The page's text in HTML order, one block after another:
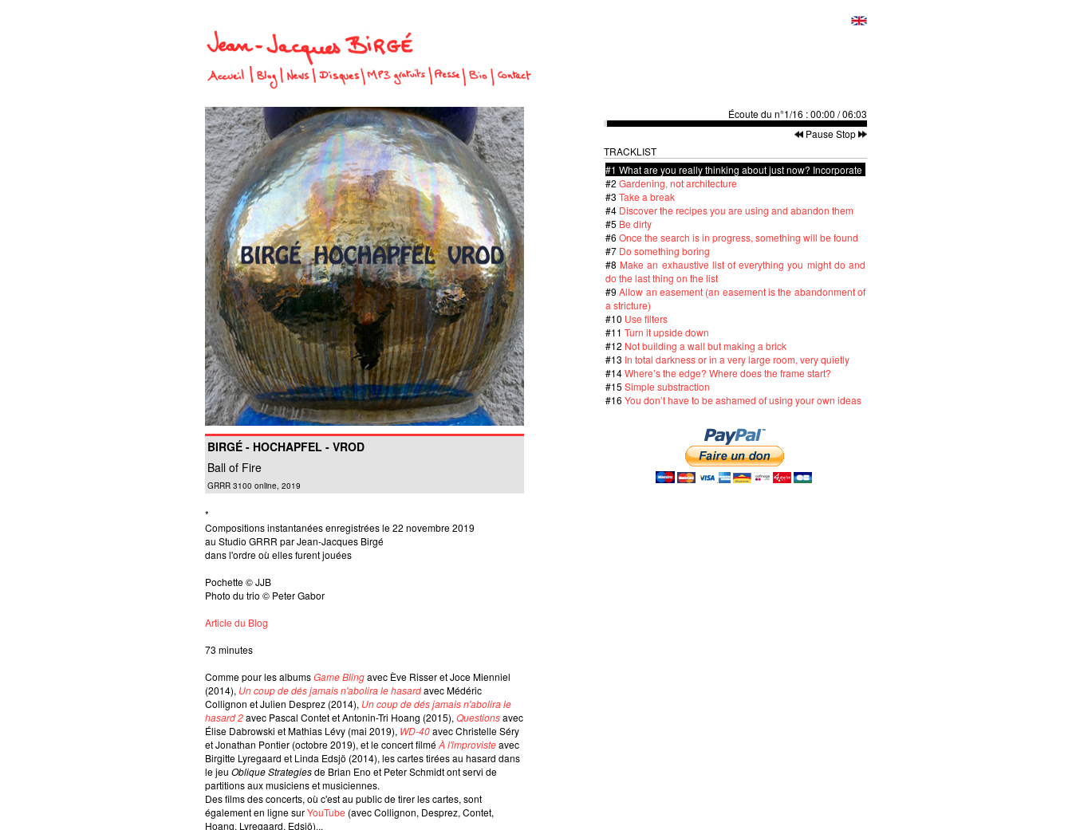
BIRGÉ - HOCHAPFEL - VROD
Ball of Fire
GRRR 3100 online, 2019
*
Compositions instantanées enregistrées le 22 novembre 2019
au Studio GRRR par Jean-Jacques Birgé
dans l'ordre où elles furent jouées
Pochette © JJB
Photo du trio © Peter Gabor
Article du Blog
73 minutes
Comme pour les albumsGame Blingavec Ève Risser et Joce Mienniel
(2014), Un coup de dés jamais n'abolira le hasardavec Médéric
Collignon et Julien Desprez (2014), Un coup de dés jamais n'abolira le
hasard 2avec Pascal Contet et Antonin-Tri Hoang (2015), Questionsavec
Élise Dabrowski et Mathias Lévy (mai 2019), WD-40avec Christelle Séry
et Jonathan Pontier (octobre 2019), et le concert filméÀ l'improvisteavec
Birgitte Lyregaard et Linda Edsjö (2014), les cartes tirées au hasard dans
le jeu Oblique Strategiesde Brian Eno et Peter Schmidt ont servi de
partitions aux musiciens et musiciennes.
Des films des concerts, où c'est au public de tirer les cartes, sont
également en ligne surYouTube (avec Collignon, Desprez, Contet,
Hoang, Lyregaard, Edsjö)...
Écoute du n°1/16 :00:00 /06:03
PauseStop
TRACKLIST
#1 What are you really thinking about just now? Incorporate
#2 Gardening, not architecture
#3 Take a break
#4 Discover the recipes you are using and abandon them
#5 Be dirty
#6 Once the search is in progress, something will be found
#7 Do something boring
#8 Make an exhaustive list of everything you might do and
do the last thing on the list
#9Allow an easement (an easement is the abandonment of
a stricture)
#10 Use filters
#11 Turn it upside down
#12 Not building a wall but making a brick
#13 In total darkness or in a very large room, very quietly
#14Where’s the edge? Where does the frame start?
#15 Simple substraction
#16 You don’t have to be ashamed of using your own ideas